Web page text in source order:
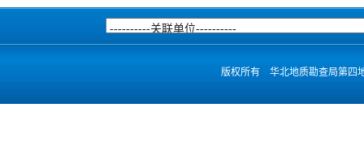
版权所有 华北地质勘查局第四